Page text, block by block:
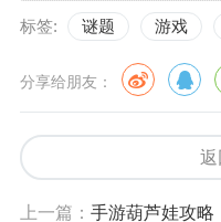
标签: 谜题 游戏
分享给朋友：
返
上一篇： 手游葫芦娃攻略